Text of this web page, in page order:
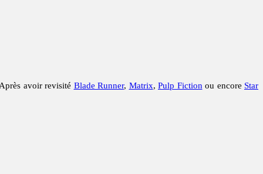
avoir revisité Blade Runner, Matrix, Pulp Fiction ou encore Star